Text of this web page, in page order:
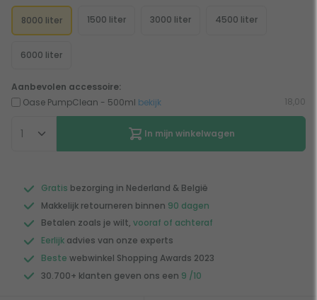
8000 liter 1500 liter 3000 liter 4500 liter
6000 liter
Aanbevolen accessoire:
Oase PumpClean - 500ml bekijk 18,00
In mijn winkelwagen
Gratis bezorging in Nederland & België
Makkelijk retourneren binnen 90 dagen
Betalen zoals je wilt, vooraf of achteraf
Eerlijk advies van onze experts
Beste webwinkel Shopping Awards 2023
30.700+ klanten geven ons een 9 /10